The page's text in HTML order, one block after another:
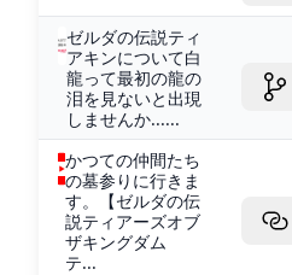
ゼルダの伝説ティ
アキンについて白
龍って最初の龍の
泪を見ないと出現
しませんか......
かつての仲間たち
の墓参りに行きま
す。【ゼルダの伝
説ティアーズオブ
ザキングダム
テ...